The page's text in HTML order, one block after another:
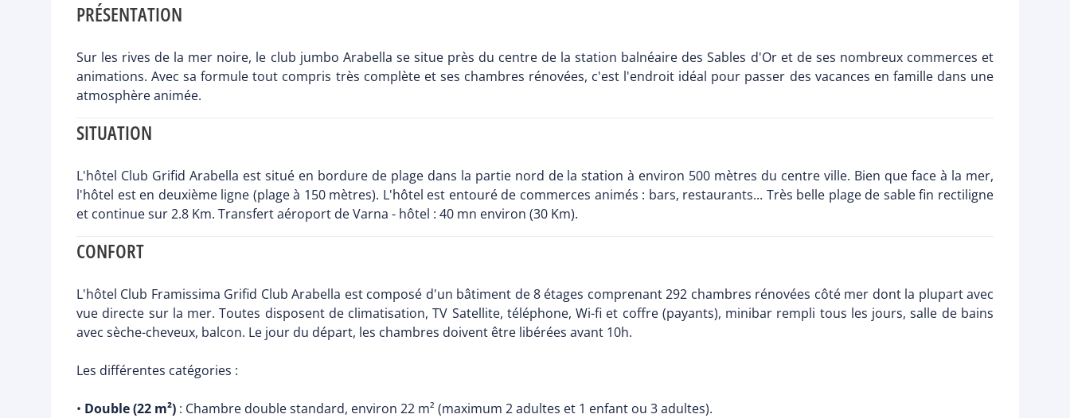
PRÉSENTATION
Sur les rives de la mer noire, le club jumbo Arabella se situe près du centre de la station balnéaire des Sables d'Or et de ses nombreux commerces et
animations. Avec sa formule tout compris très complète et ses chambres rénovées, c'est l'endroit idéal pour passer des vacances en famille dans une
atmosphère animée.
SITUATION
L'hôtel Club Grifid Arabella est situé en bordure de plage dans la partie nord de la station à environ 500 mètres du centre ville. Bien que face à la mer,
l'hôtel est en deuxième ligne (plage à 150 mètres). L'hôtel est entouré de commerces animés : bars, restaurants... Très belle plage de sable fin rectiligne
et continue sur 2.8 Km. Transfert aéroport de Varna - hôtel : 40 mn environ (30 Km).
CONFORT
L'hôtel Club Framissima Grifid Club Arabella est composé d'un bâtiment de 8 étages comprenant 292 chambres rénovées côté mer dont la plupart avec
vue directe sur la mer. Toutes disposent de climatisation, TV Satellite, téléphone, Wi-fi et coffre (payants), minibar rempli tous les jours, salle de bains
avec sèche-cheveux, balcon. Le jour du départ, les chambres doivent être libérées avant 10h.
Les différentes catégories :
• Double (22 m²) : Chambre double standard, environ 22 m² (maximum 2 adultes et 1 enfant ou 3 adultes).